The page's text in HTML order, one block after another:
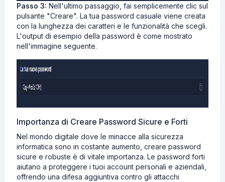
Passo 3: Nell'ultimo passaggio, fai semplicemente clic sul
pulsante "Creare". La tua password casuale viene creata
con la lunghezza dei caratteri e le funzionalità che scegli.
L'output di esempio della password è come mostrato
nell'immagine seguente.
Importanza di Creare Password Sicure e Forti
Nel mondo digitale dove le minacce alla sicurezza
informatica sono in costante aumento, creare password
sicure e robuste è di vitale importanza. Le password forti
aiutano a proteggere i tuoi account personali e aziendali,
offrendo una difesa aggiuntiva contro gli attacchi